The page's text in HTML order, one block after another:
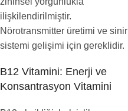
ilişkilendirilmiştir.
Nörotransmitter üretimi ve sinir
sistemi gelişimi için gereklidir.
B12 Vitamini: Enerji ve
Konsantrasyon Vitamini